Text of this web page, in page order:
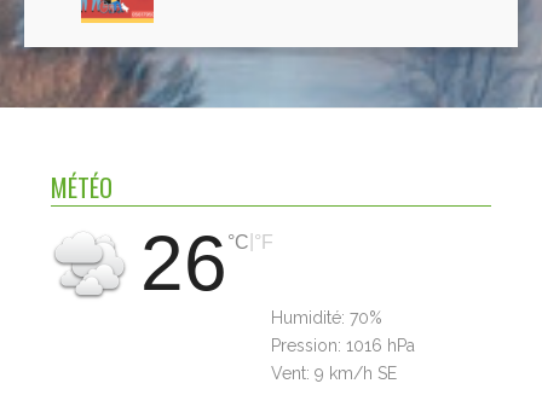
MÉTÉO
26 °C °F
Humidité: 70%
Pression: 1016 hPa
Vent: 9 km/h SE